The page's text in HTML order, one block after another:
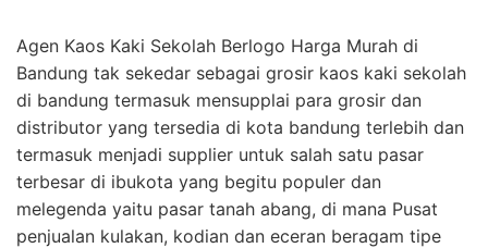
Agen Kaos Kaki Sekolah Berlogo Harga Murah di
Bandung tak sekedar sebagai grosir kaos kaki sekolah
di bandung termasuk mensupplai para grosir dan
distributor yang tersedia di kota bandung terlebih dan
termasuk menjadi supplier untuk salah satu pasar
terbesar di ibukota yang begitu populer dan
melegenda yaitu pasar tanah abang, di mana Pusat
penjualan kulakan, kodian dan eceran beragam tipe